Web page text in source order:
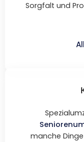
Sorgfalt und
manche